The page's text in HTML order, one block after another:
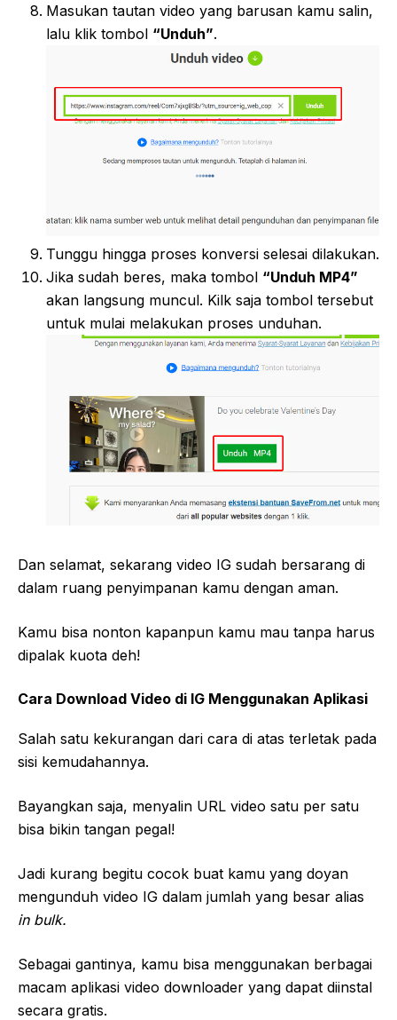
Masukan tautan video yang barusan kamu salin,
lalu klik tombol “Unduh”.
Tunggu hingga proses konversi selesai dilakukan.
Jika sudah beres, maka tombol “Unduh MP4”
akan langsung muncul. Kilk saja tombol tersebut
untuk mulai melakukan proses unduhan.
Dan selamat, sekarang video IG sudah bersarang di
dalam ruang penyimpanan kamu dengan aman.
Kamu bisa nonton kapanpun kamu mau tanpa harus
dipalak kuota deh!
Cara Download Video di IG Menggunakan Aplikasi
Salah satu kekurangan dari cara di atas terletak pada
sisi kemudahannya.
Bayangkan saja, menyalin URL video satu per satu
bisa bikin tangan pegal!
Jadi kurang begitu cocok buat kamu yang doyan
mengunduh video IG dalam jumlah yang besar alias
in bulk.
Sebagai gantinya, kamu bisa menggunakan berbagai
macam aplikasi video downloader yang dapat diinstal
secara gratis.